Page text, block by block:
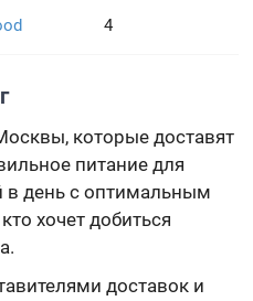
4
которые доставят
питание для
в день c оптимальным
хочет добиться
доставок и